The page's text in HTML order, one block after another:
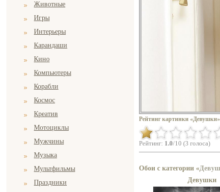
Животные
Игры
Интерьеры
Карандаши
Кино
Компьютеры
Корабли
Космос
Креатив
Мотоциклы
Мужчины
Музыка
Мультфильмы
Праздники
Рейтинг картинки
Рейтинг: 1.0/10 (3 голоса)
Обои с категории «
Девушки